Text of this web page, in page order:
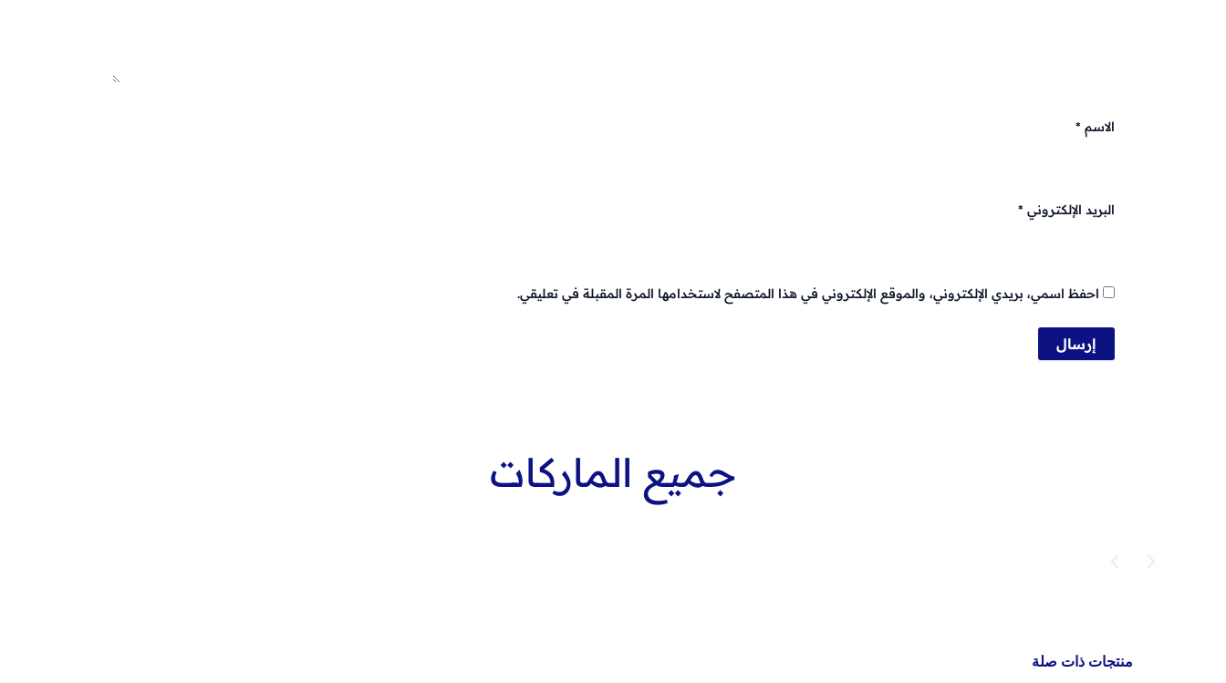
الاسم *
البريد الإلكتروني *
احفظ اسمي، بريدي الإلكتروني، والموقع الإلكتروني في هذا المتصفح لاستخدامها المرة المقبلة في تعليقي.
جميع الماركات
منتجات ذات صلة